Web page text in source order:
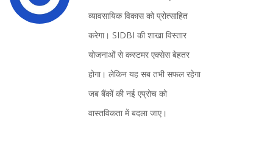
व्यावसायिक विकास को प्रोत्साहित
करेगा। SIDBI की शाखा विस्तार
योजनाओं से कस्टमर एक्सेस बेहतर
होगा। लेकिन यह सब तभी सफल रहेगा
जब बैंकों की नई एप्रोच को
वास्तविकता में बदला जाए।